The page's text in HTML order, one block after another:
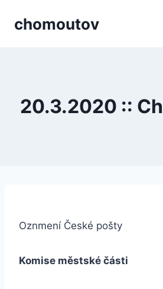
chomoutov
20.3.2020 ::
Oznmení České pošty
Komise městské části